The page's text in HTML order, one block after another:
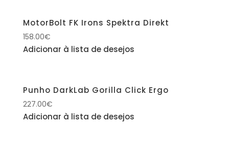
MotorBolt FK Irons Spektra Direkt
158.00€
Adicionar à lista de desejos
Punho DarkLab Gorilla Click Ergo
227.00€
Adicionar à lista de desejos